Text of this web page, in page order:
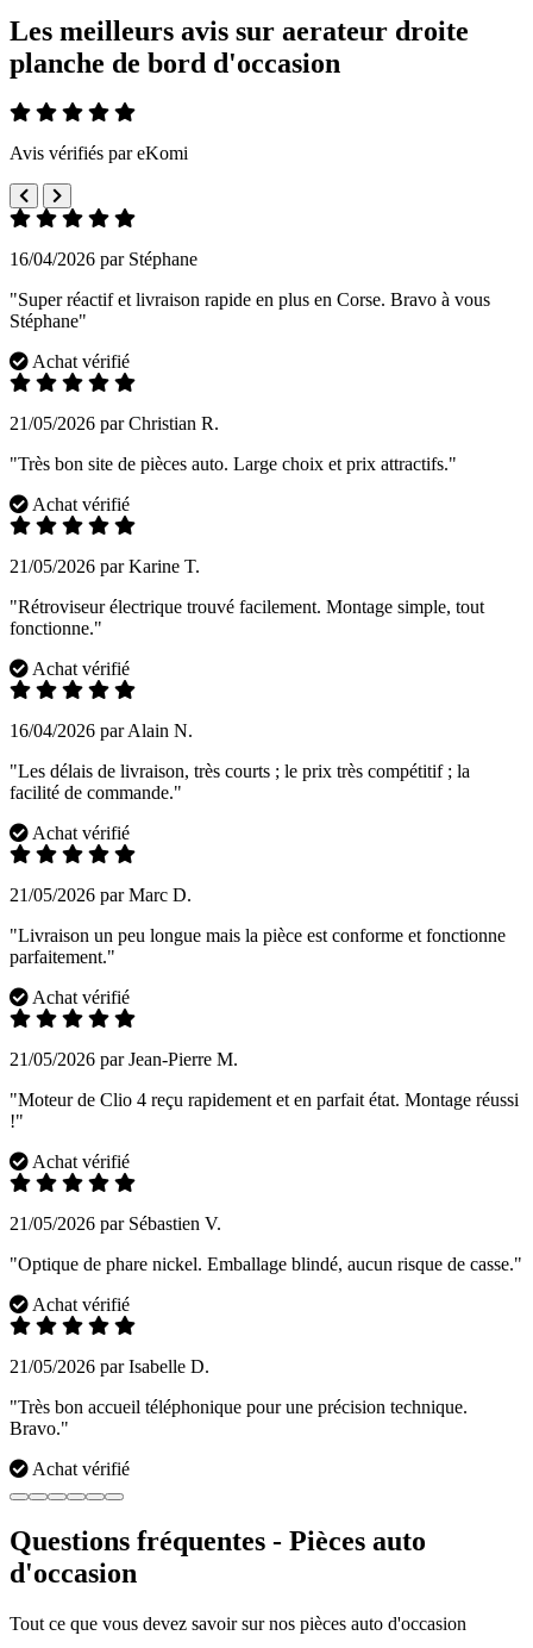
Les meilleurs avis sur aerateur droite
planche de bord d'occasion
Avis vérifiés par eKomi
16/04/2026 par Stéphane
"Super réactif et livraison rapide en plus en Corse. Bravo à vous
Stéphane"
Achat vérifié
21/05/2026 par Christian R.
"Très bon site de pièces auto. Large choix et prix attractifs."
Achat vérifié
21/05/2026 par Karine T.
"Rétroviseur électrique trouvé facilement. Montage simple, tout
fonctionne."
Achat vérifié
16/04/2026 par Alain N.
"Les délais de livraison, très courts ; le prix très compétitif ; la
facilité de commande."
Achat vérifié
21/05/2026 par Marc D.
"Livraison un peu longue mais la pièce est conforme et fonctionne
parfaitement."
Achat vérifié
21/05/2026 par Jean-Pierre M.
"Moteur de Clio 4 reçu rapidement et en parfait état. Montage réussi
!"
Achat vérifié
21/05/2026 par Sébastien V.
"Optique de phare nickel. Emballage blindé, aucun risque de casse."
Achat vérifié
21/05/2026 par Isabelle D.
"Très bon accueil téléphonique pour une précision technique.
Bravo."
Achat vérifié
Questions fréquentes - Pièces auto
d'occasion
Tout ce que vous devez savoir sur nos pièces auto d'occasion